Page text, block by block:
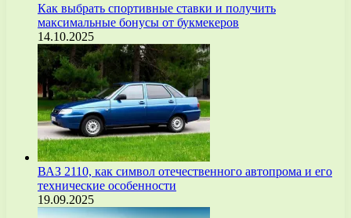
Как выбрать спортивные ставки и получить
максимальные бонусы от букмекеров
14.10.2025
ВАЗ 2110, как символ отечественного автопрома и его
технические особенности
19.09.2025